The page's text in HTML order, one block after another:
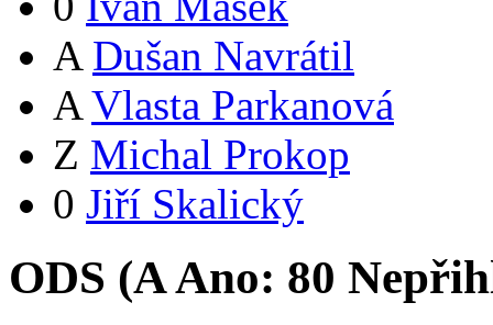
A Dušan Navrátil
A Vlasta Parkanová
Z Michal Prokop
0 Jiří Skalický
ODS (AAno: 80